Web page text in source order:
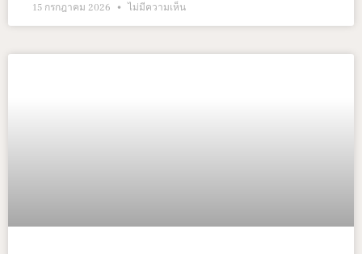
15 กรกฎาคม 2026 ไม่มีความเห็น